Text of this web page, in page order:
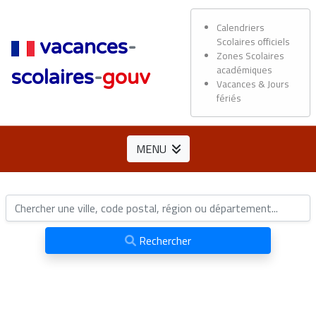
vacances-
scolaires-gouv
Calendriers
Scolaires officiels
Zones Scolaires
académiques
Vacances & Jours
fériés
MENU
Rechercher